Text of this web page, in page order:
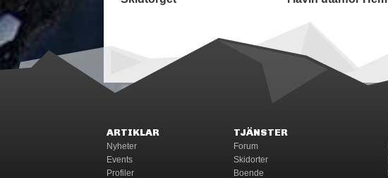
ARTIKLAR
Nyheter
Events
Profiler
TJÄNSTER
Forum
Skidorter
Boende